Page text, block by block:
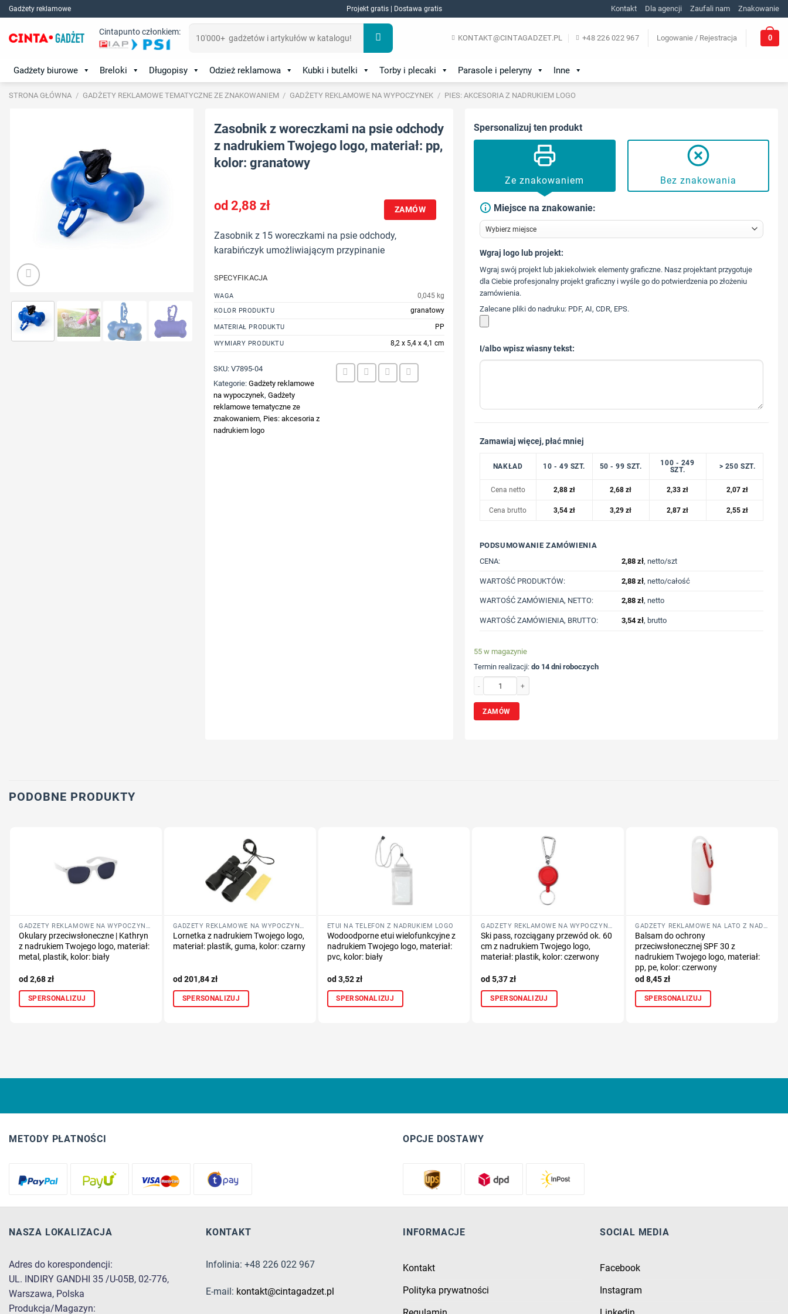
Skip
to
content
Gadżety reklamowe Projekt gratis | Dostawa gratis Kontakt Dla agencji Zaufali nam Znakowanie
Cintapunto członkiem:
KONTAKT@CINTAGADZET.PL +48 226 022 967 Logowanie / Rejestracja 0
Gadżety biurowe Breloki Długopisy Odzież reklamowa Kubki i butelki Torby i plecaki Parasole i peleryny Inne
STRONA GŁÓWNA / GADŻETY REKLAMOWE TEMATYCZNE ZE ZNAKOWANIEM / GADŻETY REKLAMOWE NA WYPOCZYNEK / PIES: AKCESORIA Z NADRUKIEM LOGO
Zasobnik z woreczkami na psie odchody
z nadrukiem Twojego logo, materiał: pp,
kolor: granatowy
2,88 zł ZAMÓW
Zasobnik z 15 woreczkami na psie odchody,
karabińczyk umożliwiającym przypinanie
SPECYFIKACJA
WAGA 0,045 kg
KOLOR PRODUKTU granatowy
MATERIAŁ PRODUKTU PP
WYMIARY PRODUKTU 8,2 x 5,4 x 4,1 cm
SKU:V7895-04
Kategorie:Gadżety reklamowe
na wypoczynek,Gadżety
reklamowe tematyczne ze
znakowaniem, Pies: akcesoria z
nadrukiem logo
Spersonalizuj ten produkt
Ze znakowaniem Bez znakowania
Miejsce na znakowanie:
573 568 217
Wgraj logo lub projekt:
Wgraj swój projekt lub jakiekolwiek elementy graficzne. Nasz projektant przygotuje
dla Ciebie profesjonalny projekt graficzny i wyśle go do potwierdzenia po złożeniu
zamówienia.
Zalecane pliki do nadruku: PDF, AI, CDR, EPS.
I/albo wpisz wiasny tekst:
Zamawiaj więcej, płać mniej
NAKŁAD 10 - 49 SZT. 50 - 99 SZT.
100 - 249
SZT.
> 250 SZT.
Cena netto 2,88 zł 2,68zł 2,33zł 2,07zł
Cena brutto 3,54 zł 3,29zł 2,87zł 2,55zł
PODSUMOWANIE ZAMÓWIENIA
CENA:
2,88 zł, netto/szt
WARTOŚĆ PRODUKTÓW: 2,88 zł, netto/całość
WARTOŚĆ ZAMÓWIENIA, NETTO: 2,88 zł, netto
WARTOŚĆ ZAMÓWIENIA, BRUTTO: 3,54zł, brutto
55 w magazynie
Termin realizacji: do 14 dni roboczych
ZAMÓW
PODOBNE PRODUKTY
Okulary przeciwsłoneczne | Kathryn
z nadrukiem Twojego logo, materiał:
metal, plastik, kolor: biały
2,68zł
SPERSONALIZUJ
Lornetka z nadrukiem Twojego logo,
materiał: plastik, guma, kolor: czarny
201,84zł
SPERSONALIZUJ
ETUI NA TELEFON Z NADRUKIEM LOGO
Wodoodporne etui wielofunkcyjne z
nadrukiem Twojego logo, materiał:
pvc, kolor: biały
3,52zł
SPERSONALIZUJ
Ski pass, rozciągany przewód ok. 60
cm z nadrukiem Twojego logo,
materiał: plastik, kolor: czerwony
5,37zł
SPERSONALIZUJ
Balsam do ochrony
przeciwsłonecznej SPF 30 z
nadrukiem Twojego logo, materiał:
pp, pe, kolor: czerwony
8,45zł
SPERSONALIZUJ
METODY PŁATNOŚCI OPCJE DOSTAWY
NASZA LOKALIZACJA
Adres do korespondencji:
UL. INDIRY GANDHI 35 /U-05B, 02-776,
Warszawa, Polska
Produkcja/Magazyn:
KONTAKT
Infolinia: +48 226 022 967
E-mail: kontakt@cintagadzet.pl
INFORMACJE
Kontakt
Polityka prywatności
SOCIAL MEDIA
Facebook
Instagram